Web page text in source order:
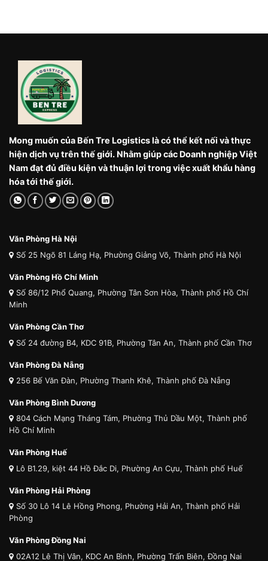
Mong muốn của Bến Tre Logistics là có thể kết nối và thực
hiện dịch vụ trên thế giới. Nhằm giúp các Doanh nghiệp Việt
Nam đạt đủ điều kiện và thuận lợi trong việc xuất khẩu hàng
hóa tới thế giới.
Văn Phòng Hà Nội
Số 25 Ngõ 81 Láng Hạ, Phường Giảng Võ, Thành phố Hà Nội
Văn Phòng Hồ Chí Minh
Số 86/12 Phổ Quang, Phường Tân Sơn Hòa, Thành phố Hồ Chí
Minh
Văn Phòng Cần Thơ
Số 24 đường B4, KDC 91B, Phường Tân An, Thành phố Cần Thơ
Văn Phòng Đà Nẵng
256 Bế Văn Đàn, Phường Thanh Khê, Thành phố Đà Nẵng
Văn Phòng Bình Dương
804 Cách Mạng Tháng Tám, Phường Thủ Dầu Một, Thành phố
Hồ Chí Minh
Văn Phòng Huế
Lô B1.29, kiệt 44 Hồ Đắc Di, Phường An Cựu, Thành phố Huế
Văn Phòng Hải Phòng
Số 30 Lô 14 Lê Hồng Phong, Phường Hải An, Thành phố Hải
Phòng
Văn Phòng Đồng Nai
02A12 Lê Thị Vân, KDC An Bình, Phường Trấn Biên, Đồng Nai